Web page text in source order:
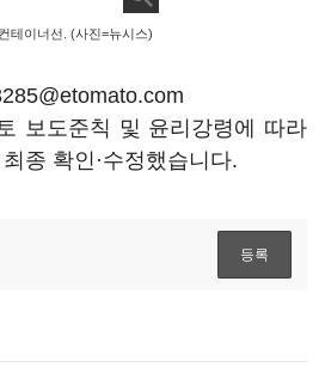
테이너선. (사진=뉴시스)
보도준칙 및 윤리강령에 따라
종 확인·수정했습니다.